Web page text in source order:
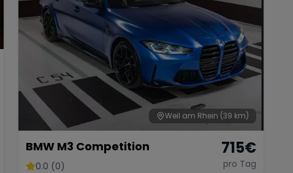
Weil am Rhein (39 km)
BMW M3 Competition
0.0 (0)
715€
pro Tag